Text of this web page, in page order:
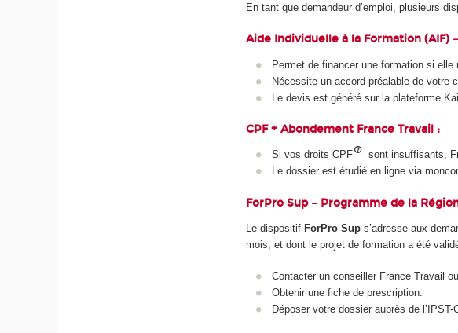
En tant que demandeur d’emploi, plusieurs
Aide Individuelle à la Formation (AIF)
Permet de financer une formation si elle
Nécessite un accord préalable de votre
Le devis est généré sur la plateforme
CPF + Abondement France Travail :
Si vos droits CPF
sont insuffisants,
Le dossier est étudié en ligne via
ForPro Sup – Programme de la
Le dispositif ForPro Sup s’adresse aux
mois, et dont le projet de formation a été
Contacter un conseiller France Travail
Obtenir une fiche de prescription.
Déposer votre dossier auprès de